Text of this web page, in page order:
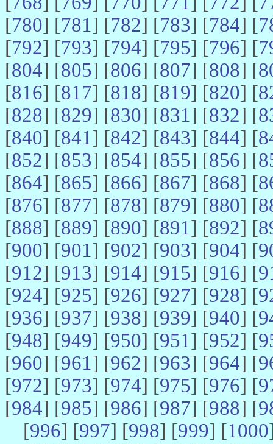
[780] [781] [782] [783] [784] [
[792] [793] [794] [795] [796] [
[804] [805] [806] [807] [808] [
[816] [817] [818] [819] [820] [
[828] [829] [830] [831] [832] [
[840] [841] [842] [843] [844] [
[852] [853] [854] [855] [856] [
[864] [865] [866] [867] [868] [
[876] [877] [878] [879] [880] [
[888] [889] [890] [891] [892] [
[900] [901] [902] [903] [904] [
[912] [913] [914] [915] [916] [
[924] [925] [926] [927] [928] [
[936] [937] [938] [939] [940] [
[948] [949] [950] [951] [952] [
[960] [961] [962] [963] [964] [
[972] [973] [974] [975] [976] [
[984] [985] [986] [987] [988] [
[996] [997] [998] [999] [1000